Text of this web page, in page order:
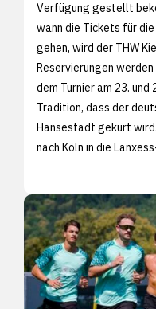
Verfügung gestellt
wann die Tickets für
gehen, wird der THW
Reservierungen
dem Turnier am 23.
Tradition, dass der
Hansestadt gekürt
nach Köln in die